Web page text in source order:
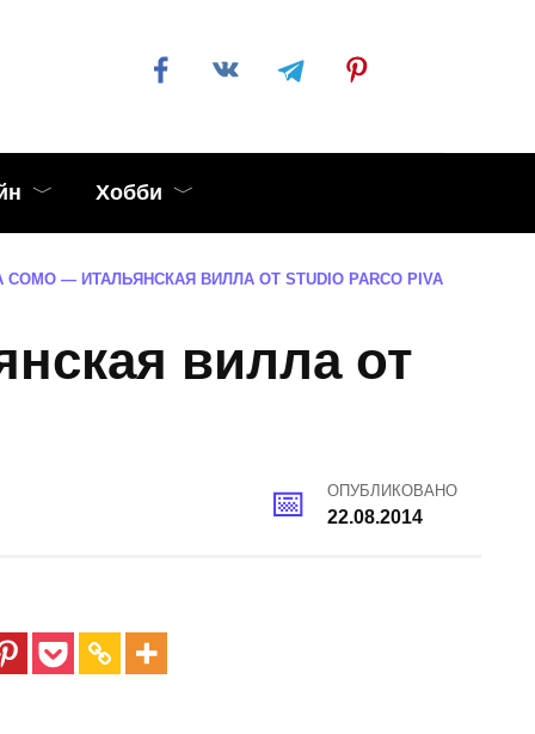
Хобби
COMO — ИТАЛЬЯНСКАЯ ВИЛЛА ОТ STUDIO PARCO PIVA
вилла от
ОПУБЛИКОВАНО
22.08.2014